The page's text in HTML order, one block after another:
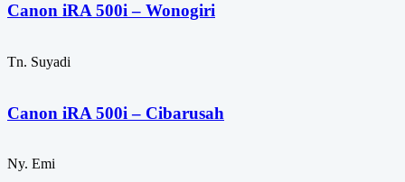
Canon iRA 500i – Wonogiri
Tn. Suyadi
Canon iRA 500i – Cibarusah
Ny. Emi